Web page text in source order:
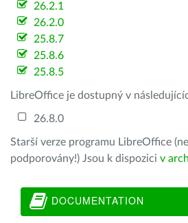
26.2.1
26.2.0
25.8.7
25.8.6
25.8.5
LibreOffice je dostupný v
26.8.0
Starší verze programu LibreOffice
podporovány!) Jsou k dispozici v
DOCUMENTATION